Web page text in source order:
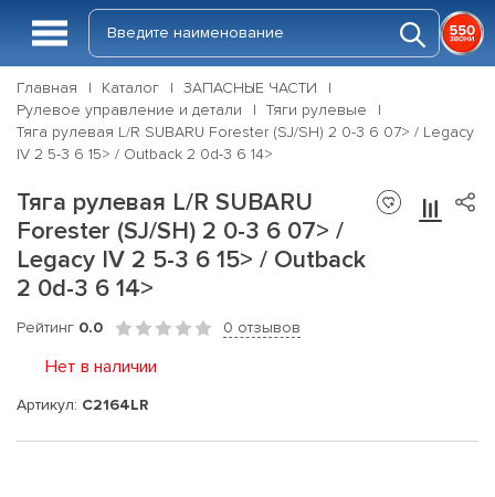
Главная Каталог
ЗАПАСНЫЕ ЧАСТИ
Рулевое управление и детали
Тяги рулевые
Тяга рулевая L/R SUBARU Forester (SJ/SH) 2 0-3 6 07> / Legacy
IV 2 5-3 6 15> / Outback 2 0d-3 6 14>
Тяга рулевая L/R SUBARU
Forester (SJ/SH) 2 0-3 6 07> /
Legacy IV 2 5-3 6 15> / Outback
2 0d-3 6 14>
Рейтинг 0.0 0 отзывов
Нет в наличии
Артикул: C2164LR